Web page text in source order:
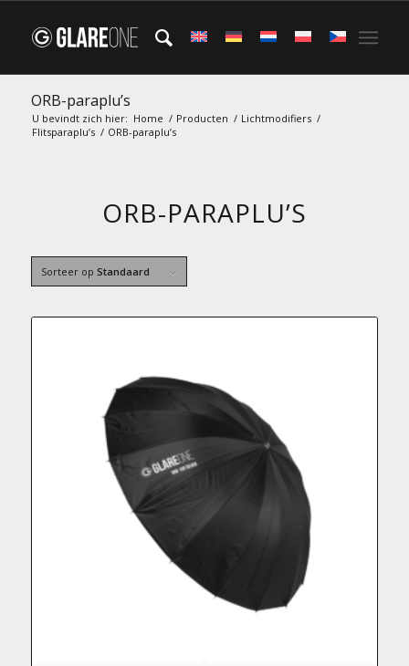
ORB-paraplu’s
U bevindt zich hier: Home / Producten / Lichtmodifiers /
Flitsparaplu’s / ORB-paraplu’s
ORB-PARAPLU’S
Sorteer op Standaard